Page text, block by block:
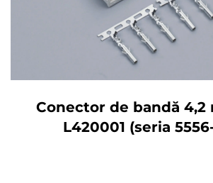
Conector de bandă 4,2
L420001 (seria